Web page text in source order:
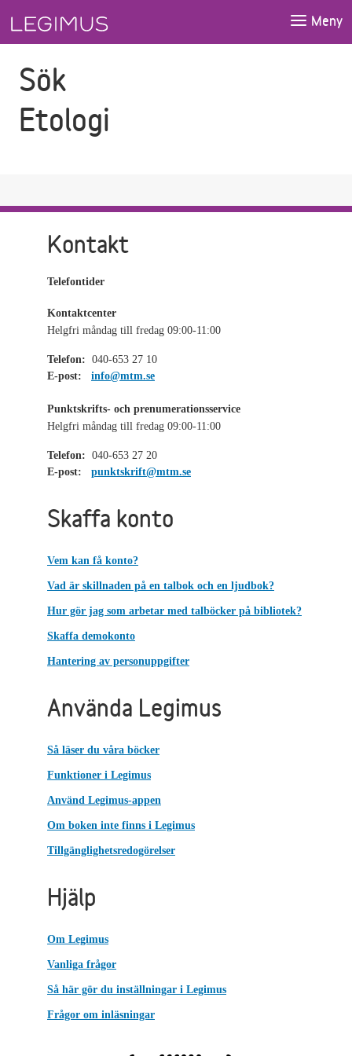
Meny
Sök
Etologi
Kontakt
Telefontider
Kontaktcenter
Helgfri måndag till fredag 09:00-11:00
Telefon: 040-653 27 10
E-post:
info@mtm.se
Punktskrifts- och prenumerationsservice
Helgfri måndag till fredag 09:00-11:00
Telefon: 040-653 27 20
E-post:
punktskrift@mtm.se
Skaffa konto
Vem kan få konto?
Vad är skillnaden på en talbok och en ljudbok?
Hur gör jag som arbetar med talböcker på bibliotek?
Skaffa demokonto
Hantering av personuppgifter
Använda Legimus
Så läser du våra böcker
Funktioner i Legimus
Använd Legimus-appen
Om boken inte finns i Legimus
Tillgänglighetsredogörelser
Hjälp
Om Legimus
Vanliga frågor
Så här gör du inställningar i Legimus
Frågor om inläsningar